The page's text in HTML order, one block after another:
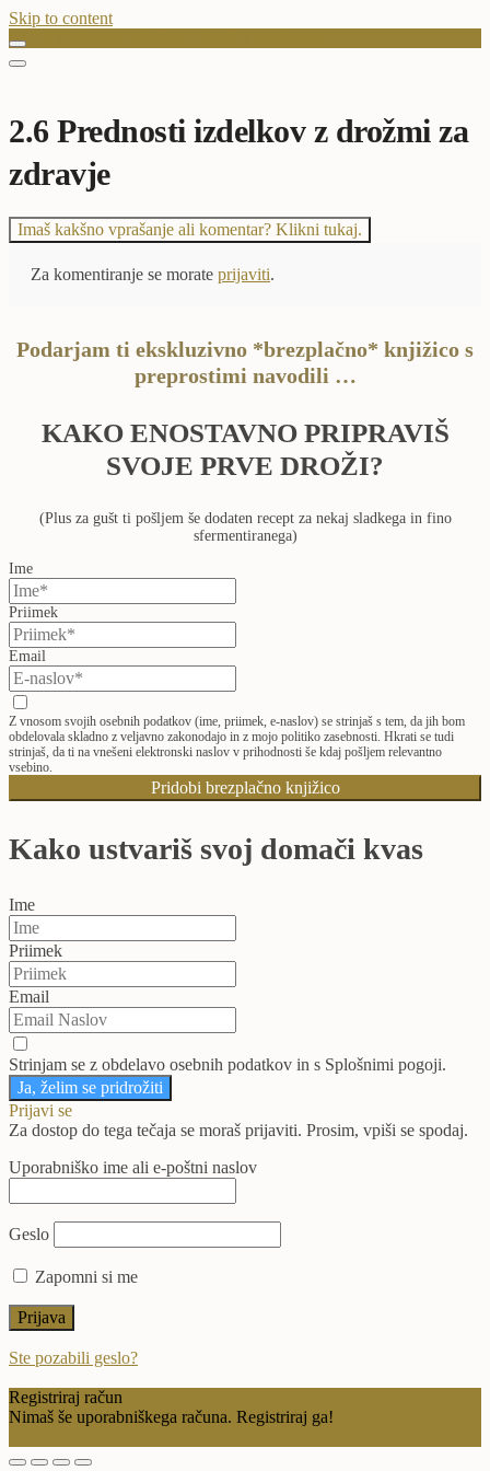
Skip to content
2.6 Prednosti izdelkov z drožmi za
zdravje
Imaš kakšno vprašanje ali komentar? Klikni tukaj.
Za komentiranje se morate prijaviti.
Podarjam ti ekskluzivno *brezplačno* knjižico s
preprostimi navodili …
KAKO ENOSTAVNO PRIPRAVIŠ
SVOJE PRVE DROŽI?
(Plus za gušt ti pošljem še dodaten recept za nekaj sladkega in fino
sfermentiranega)
Ime
Priimek
Email
Z vnosom svojih osebnih podatkov (ime, priimek, e-naslov) se strinjaš s tem, da jih bom
obdelovala skladno z veljavno zakonodajo in z mojo politiko zasebnosti. Hkrati se tudi
strinjaš, da ti na vnešeni elektronski naslov v prihodnosti še kdaj pošljem relevantno
vsebino.
Pridobi brezplačno knjižico
Kako ustvariš svoj domači kvas
Ime
Priimek
Email
Strinjam se z obdelavo osebnih podatkov in s Splošnimi pogoji.
Ja, želim se pridrožiti
Prijavi se
Za dostop do tega tečaja se moraš prijaviti. Prosim, vpiši se spodaj.
Uporabniško ime ali e-poštni naslov
Geslo
Zapomni si me
Ste pozabili geslo?
Registriraj račun
Nimaš še uporabniškega računa. Registriraj ga!